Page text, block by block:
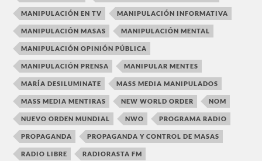
MANIPULACIÓN EN TV MANIPULACIÓN INFORMATIVA
MANIPULACIÓN MASAS MANIPULACIÓN MENTAL
MANIPULACIÓN OPINIÓN PÚBLICA
MANIPULACIÓN PRENSA MANIPULAR MENTES
MARÍA DESILUMINATE MASS MEDIA MANIPULADOS
MASS MEDIA MENTIRAS NEW WORLD ORDER NOM
NUEVO ORDEN MUNDIAL NWO PROGRAMA RADIO
PROPAGANDA PROPAGANDA Y CONTROL DE MASAS
RADIO LIBRE RADIORASTA FM